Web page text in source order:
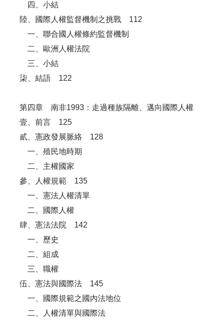
四、小結
陸、國際人權監督機制之挑戰 112
一、聯合國人權條約監督機制
二、歐洲人權法院
三、小結
柒、結語 122
第四章 南非1993：走過種族隔離、邁向國際人權
壹、前言 125
貳、憲政發展脈絡 128
一、殖民地時期
二、主權國家
參、人權規範 135
一、憲法人權清單
二、國際人權
肆、憲法法院 142
一、歷史
二、組成
三、職權
伍、憲法與國際法 145
一、國際規範之國內法地位
二、人權清單與國際法